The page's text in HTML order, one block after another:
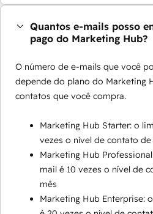
Quantos e-mails posso
pago do Marketing Hub?
O número de e-mails que você
depende do plano do Marketing
contatos que você compra.
Marketing Hub Starter: o
vezes o nível de contato
Marketing Hub
mail é 10 vezes o nível de
mês
Marketing Hub Enterprise: